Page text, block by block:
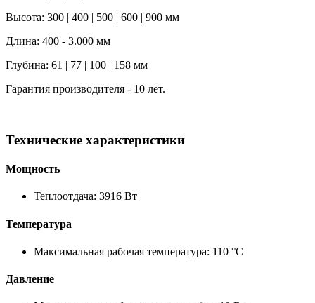
Высота: 300 | 400 | 500 | 600 | 900 мм
Длина: 400 - 3.000 мм
Глубина: 61 | 77 | 100 | 158 мм
Гарантия производителя - 10 лет.
Технические характеристики
Мощность
Теплоотдача: 3916 Вт
Температура
Максимальная рабочая температура: 110 °C
Давление